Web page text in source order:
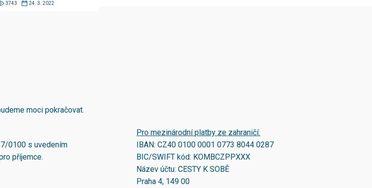
3743 24. 3. 2022
moci pokračovat.
0100s uvedením
příjemce.
Pro mezinárodní platby ze zahraničí:
IBAN:CZ40 0100 0001 0773 8044 0287
BIC/SWIFT kód: KOMBCZPPXXX
Název účtu: CESTY K SOBĚ
Praha 4, 149 00